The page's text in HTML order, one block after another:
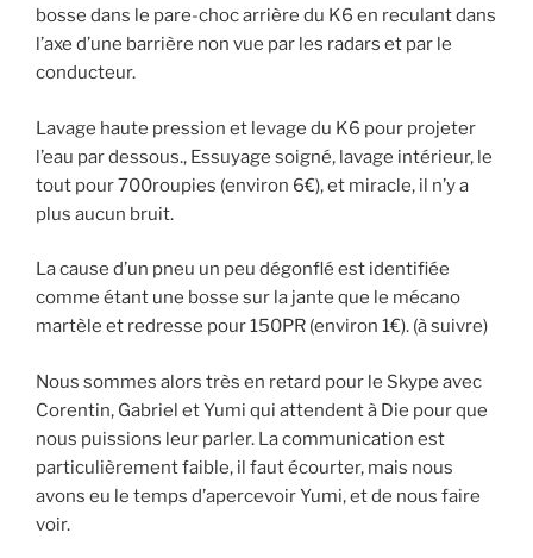
bosse dans le pare-choc arrière du K6 en reculant dans
l’axe d’une barrière non vue par les radars et par le
conducteur.
Lavage haute pression et levage du K6 pour projeter
l’eau par dessous., Essuyage soigné, lavage intérieur, le
tout pour 700roupies (environ 6€), et miracle, il n’y a
plus aucun bruit.
La cause d’un pneu un peu dégonflé est identifiée
comme étant une bosse sur la jante que le mécano
martèle et redresse pour 150PR (environ 1€). (à suivre)
Nous sommes alors très en retard pour le Skype avec
Corentin, Gabriel et Yumi qui attendent à Die pour que
nous puissions leur parler. La communication est
particulièrement faible, il faut écourter, mais nous
avons eu le temps d’apercevoir Yumi, et de nous faire
voir.